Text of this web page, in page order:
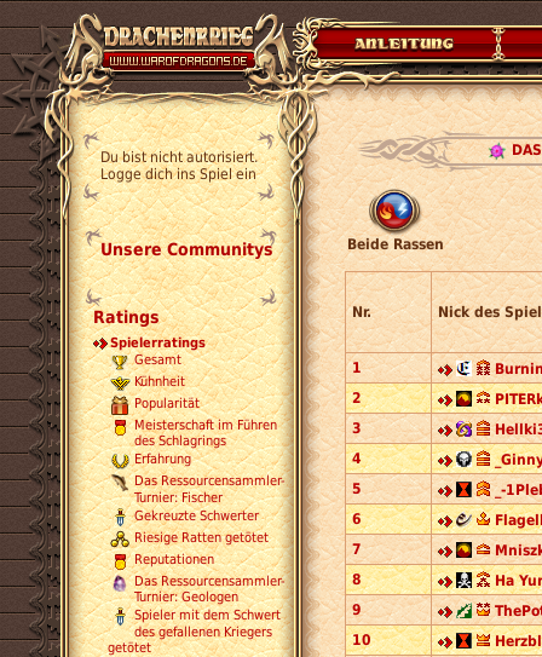
Du bist nicht autorisiert.
Logge dich ins Spiel ein
Unsere Communitys
Ratings
Spielerratings
Gesamt
Kühnheit
Popularität
Meisterschaft im Führen
des Schlagrings
Erfahrung
Das Ressourcensammler-
Turnier: Fischer
Gekreuzte Schwerter
Riesige Ratten getötet
Reputationen
Das Ressourcensammler-
Turnier: Geologen
Spieler mit dem Schwert
des gefallenen Kriegers
getötet
Beide Rassen
Nr. Nick des
1
2
3
4
5
_-
6
7
8
Ha
9
10